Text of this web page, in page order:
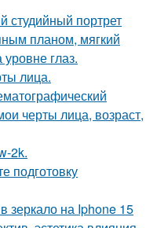
студийный портрет
планом, мягкий
глаз.
лица.
черты лица, возраст,
2k.
подготовку
зеркало на Iphone 15